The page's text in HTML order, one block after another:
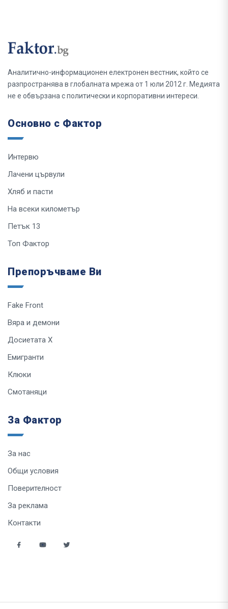
Аналитично-информационен електронен вестник, който се
разпространява в глобалната мрежа от 1 юли 2012 г. Медията
не е обвързана с политически и корпоративни интереси.
Основно с Фактор
Интервю
Лачени цървули
Хляб и пасти
На всеки километър
Петък 13
Топ Фактор
Препоръчваме Ви
Fake Front
Вяра и демони
Досиетата Х
Емигранти
Клюки
Смотаняци
За Фактор
За нас
Общи условия
Поверителност
За реклама
Контакти